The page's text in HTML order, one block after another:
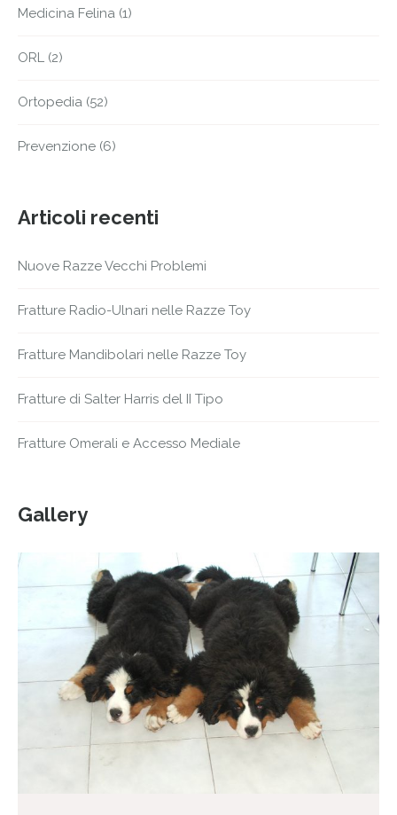
Medicina Felina (1)
ORL (2)
Ortopedia (52)
Prevenzione (6)
Articoli recenti
Nuove Razze Vecchi Problemi
Fratture Radio-Ulnari nelle Razze Toy
Fratture Mandibolari nelle Razze Toy
Fratture di Salter Harris del II Tipo
Fratture Omerali e Accesso Mediale
Gallery